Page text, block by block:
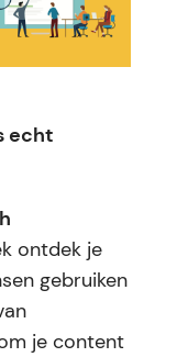
echt
ontdek je
gebruiken
je content